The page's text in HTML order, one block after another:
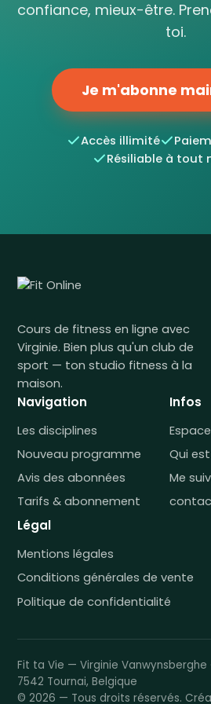
confiance, mieux-être.
toi.
Je m'abonne
Accès illimité
Résiliable à tout
Cours de fitness en ligne avec
Virginie. Bien plus qu'un club de
sport — ton studio fitness à la
maison.
Navigation
Les disciplines
Nouveau programme
Avis des abonnées
Tarifs & abonnement
Infos
Qui
Me
Légal
Mentions légales
Conditions générales de vente
Politique de confidentialité
Fit ta Vie — Virginie Vanwynsberghe
7542 Tournai, Belgique
© 2026 — Tous droits réservés.